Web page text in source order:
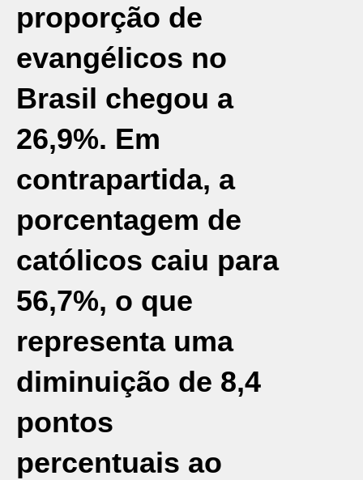
proporção de
evangélicos no
Brasil chegou a
26,9%. Em
contrapartida, a
porcentagem de
católicos caiu para
56,7%, o que
representa uma
diminuição de 8,4
pontos
percentuais ao